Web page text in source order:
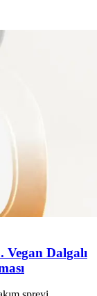
Dalgalı